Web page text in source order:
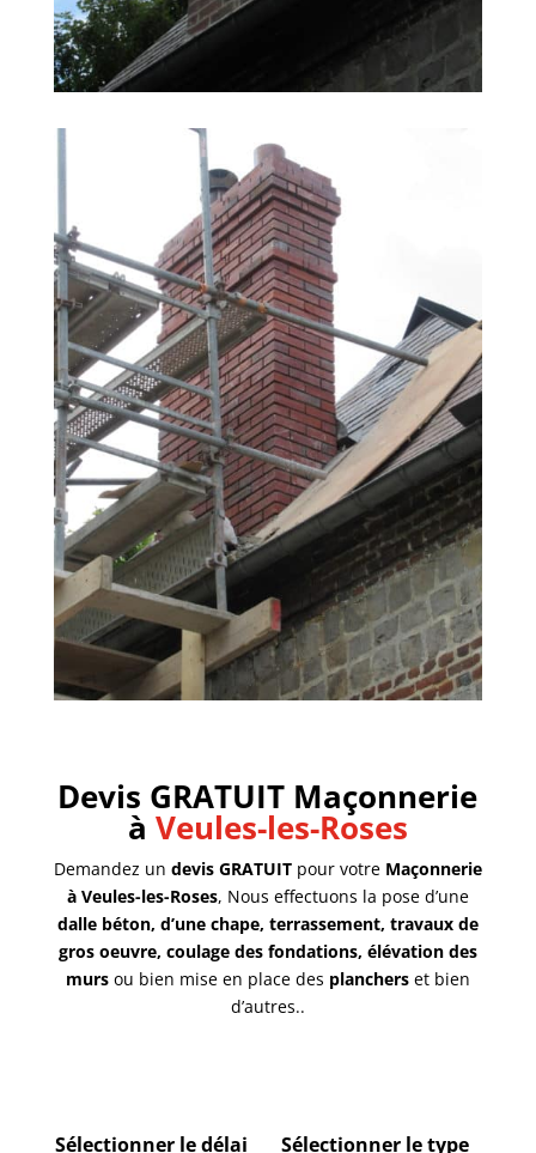
Devis GRATUIT Maçonnerie
à Veules-les-Roses
Demandez un devis GRATUITpour votre Maçonnerie
à Veules-les-Roses, Nous effectuons la pose d’une
dalle béton, d’une chape, terrassement, travaux de
gros oeuvre, coulage des fondations, élévation des
murs ou bien mise en place des planchers et bien
d’autres..
Sélectionner le délai Sélectionner le type